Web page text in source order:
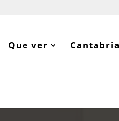
Que ver Cantabria